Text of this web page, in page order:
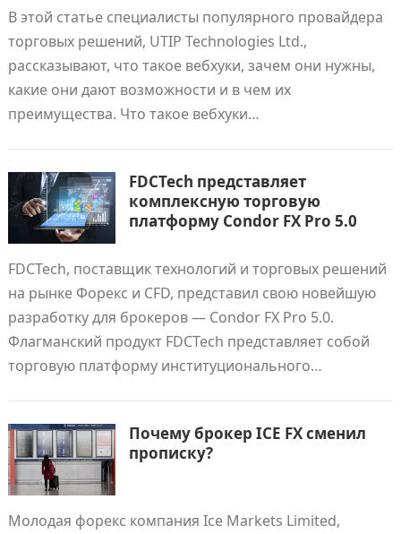
В этой статье специалисты популярного провайдера
торговых решений, UTIP Technologies Ltd.,
рассказывают, что такое вебхуки, зачем они нужны,
какие они дают возможности и в чем их
преимущества. Что такое вебхуки…
FDCTech представляет
комплексную торговую
платформу Condor FX Pro 5.0
FDCTech, поставщик технологий и торговых решений
на рынке Форекс и CFD, представил свою новейшую
разработку для брокеров — Condor FX Pro 5.0.
Флагманский продукт FDCTech представляет собой
торговую платформу институционального…
Почему брокер ICE FX сменил
прописку?
Молодая форекс компания Ice Markets Limited,